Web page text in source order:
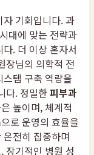
기회입니다. 과
대에 맞는 전략과
. 더 이상 혼자서
장님의 의학적 전
템 구축 역량을
다. 정밀한피부과
높이며, 체계적
으로 운영의 효율을
전히 집중하며
장기적인 병원 성